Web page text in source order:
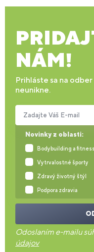
NÁM!
Prihláste sa na
neunikne.
Novinky z oblasti:
Bodybuilding a fitness
Vytrvalostné športy
Zdravý životný štýl
Podpora zdravia
Zadajte Váš E-mail
Odoslaním e-mailu
údajov